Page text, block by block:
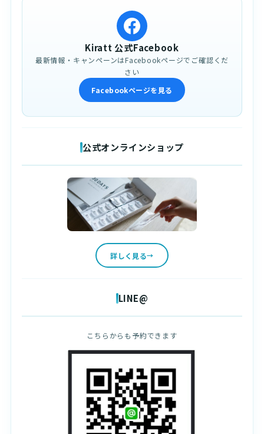
Kiratt 公式Facebook
最新情報・キャンペーンはFacebookページでご確認くだ
さい
Facebookページを見る
公式オンラインショップ
詳しく見る
LINE@
こちらからも予約できます